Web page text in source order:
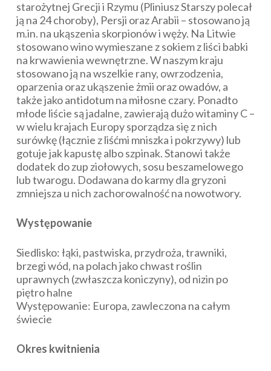
starożytnej Grecji i Rzymu (Pliniusz Starszy polecał
ją na 24 choroby), Persji oraz Arabii – stosowano ją
m.in. na ukąszenia skorpionów i węży. Na Litwie
stosowano wino wymieszane z sokiem z liści babki
na krwawienia wewnętrzne. W naszym kraju
stosowano ją na wszelkie rany, owrzodzenia,
oparzenia oraz ukąszenie żmii oraz owadów, a
także jako antidotum na miłosne czary. Ponadto
młode liście są jadalne, zawierają dużo witaminy C –
w wielu krajach Europy sporządza się z nich
surówkę (łącznie z liśćmi mniszka i pokrzywy) lub
gotuje jak kapustę albo szpinak. Stanowi także
dodatek do zup ziołowych, sosu beszamelowego
lub twarogu. Dodawana do karmy dla gryzoni
zmniejsza u nich zachorowalność na nowotwory.
Występowanie
Siedlisko: łąki, pastwiska, przydroża, trawniki,
brzegi wód, na polach jako chwast roślin
uprawnych (zwłaszcza koniczyny), od nizin po
piętro halne
Występowanie: Europa, zawleczona na całym
świecie
Okres kwitnienia